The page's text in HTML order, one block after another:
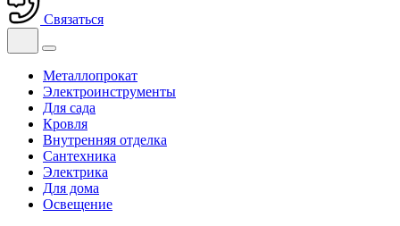
Связаться
Металлопрокат
Электроинструменты
Для сада
Кровля
Внутренняя отделка
Сантехника
Электрика
Для дома
Освещение